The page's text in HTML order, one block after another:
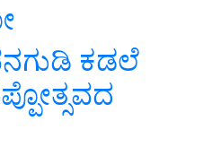
ಕಡಲೆ